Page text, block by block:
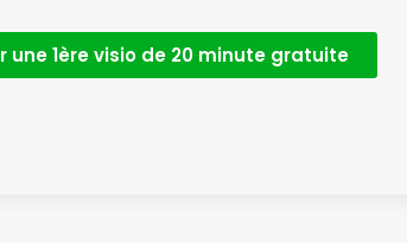
une 1ère visio de 20 minute gratuite